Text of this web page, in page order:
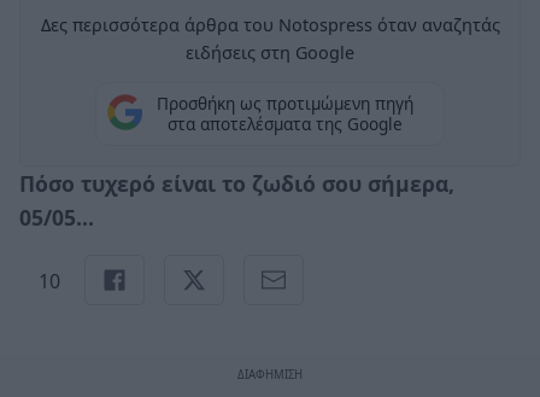
Δες περισσότερα άρθρα του Notospress όταν αναζητάς
ειδήσεις στη Google
Προσθήκη ως προτιμώμενη πηγή
στα αποτελέσματα της Google
Πόσο τυχερό είναι το ζωδιό σου σήμερα,
05/05...
10